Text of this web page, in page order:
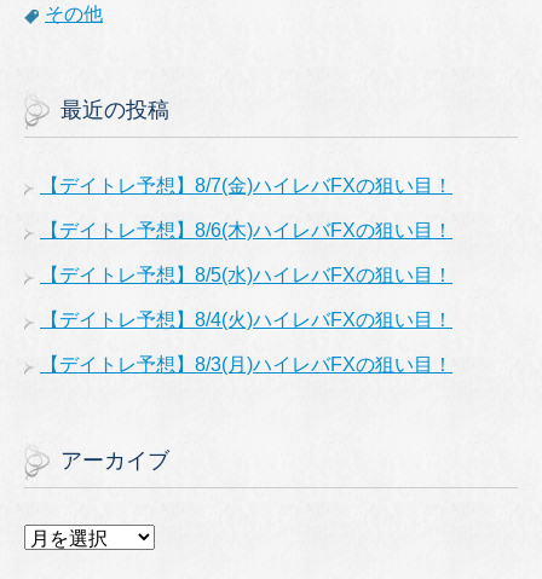
その他
最近の投稿
【デイトレ予想】8/7(金)ハイレバFXの狙い目！
【デイトレ予想】8/6(木)ハイレバFXの狙い目！
【デイトレ予想】8/5(水)ハイレバFXの狙い目！
【デイトレ予想】8/4(火)ハイレバFXの狙い目！
【デイトレ予想】8/3(月)ハイレバFXの狙い目！
アーカイブ
ア